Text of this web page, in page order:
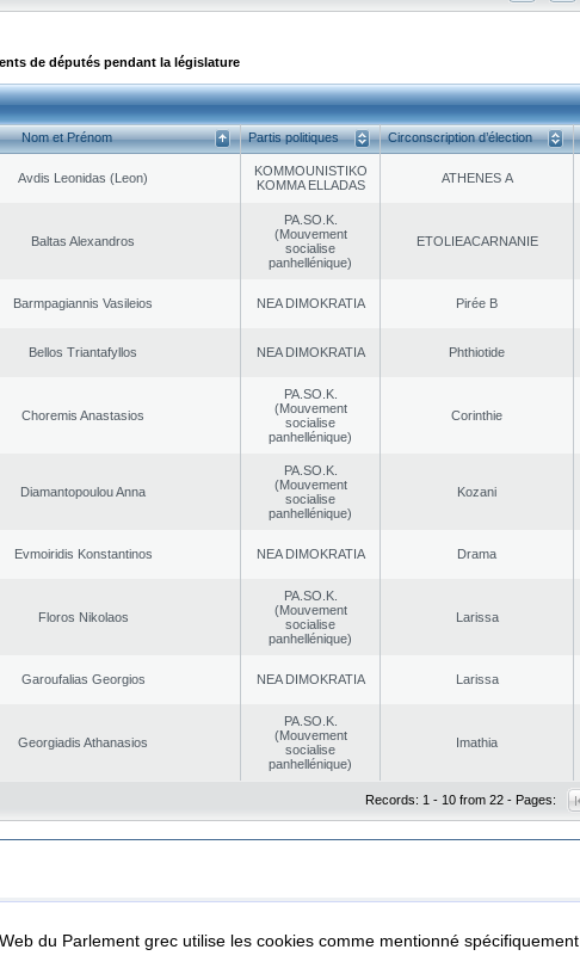
de députés pendant la législature
Nom et Prénom Partis politiques Circonscription d’élection
Avdis Leonidas (Leon)
KOMMOUNISTIKO
KOMMA ELLADAS
ATHENES Α
Baltas Alexandros
PA.SO.K.
(Mouvement
socialise
panhellénique)
EΤOLIEACARNANIE
Barmpagiannis Vasileios NEA DΙMOKRATIA Pirée B
Bellos Triantafyllos NEA DΙMOKRATIA Phthiotide
Choremis Anastasios
PA.SO.K.
(Mouvement
socialise
panhellénique)
Corinthie
Diamantopoulou Anna
PA.SO.K.
(Mouvement
socialise
panhellénique)
Kozani
Evmoiridis Konstantinos NEA DΙMOKRATIA Drama
Floros Nikolaos
PA.SO.K.
(Mouvement
socialise
panhellénique)
Larissa
Garoufalias Georgios NEA DΙMOKRATIA Larissa
Georgiadis Athanasios
PA.SO.K.
(Mouvement
socialise
panhellénique)
Imathia
Records: 1 - 10 from 22 - Pages:
Protection Security & Access
du Parlement grec utilise les cookies comme mentionné spécifiquement